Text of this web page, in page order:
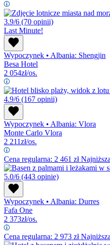
3.9/6 (70 opinii)
Last Minute!
Wypoczynek • Albania: Shengjin
Besa Hotel
2 054zł/os.
4.9/6 (167 opinii)
Wypoczynek • Albania: Vlora
Monte Carlo Vlora
2 211zł/os.
Cena regularna: 2 461 zł
5.0/6 (443 opinie)
Wypoczynek • Albania: Durres
Fafa One
2 373zł/os.
Cena regularna: 2 973 zł